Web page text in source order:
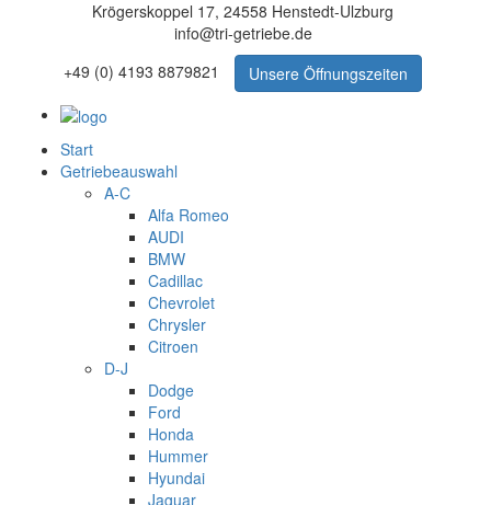
Krögerskoppel 17, 24558 Henstedt-Ulzburg
info@tri-getriebe.de
+49 (0) 4193 8879821
Unsere Öffnungszeiten
Start
Getriebeauswahl
A-C
Alfa Romeo
AUDI
BMW
Cadillac
Chevrolet
Chrysler
Citroen
D-J
Dodge
Ford
Honda
Hummer
Hyundai
Jaguar